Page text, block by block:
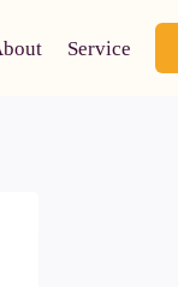
Service